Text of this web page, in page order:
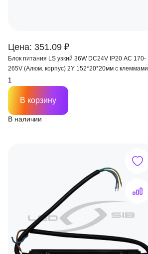
Цена: 351.09 ₽
Блок питания LS узкий 36W DC24V IP20 AC 170-
265V (Алюм. корпус) 2Y 152*20*20мм с клеммами
В наличии
В корзину